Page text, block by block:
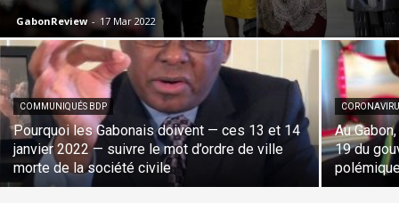
GabonReview - 17 Mar 2022
COMMUNIQUÉS BDP
Pourquoi les Gabonais doivent — ces 13 et 14
janvier 2022 — suivre le mot d’ordre de ville
morte de la société civile
Au
19 du